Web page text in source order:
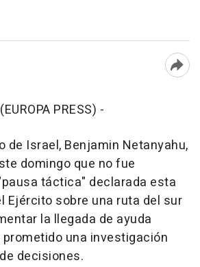
PRESS) -
de Israel, Benjamin Netanyahu,
domingo que no fue
táctica" declarada esta
Ejército sobre una ruta del sur
la llegada de ayuda
una investigación
decisiones.